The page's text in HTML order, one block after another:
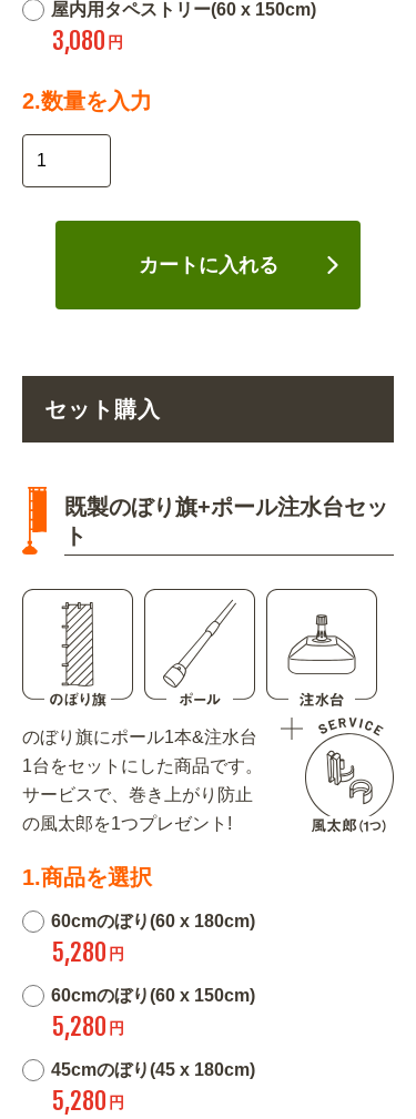
屋内用タペストリー(60 x 150cm)
3,080 円
2.数量を入力
カートに入れる
セット購入
既製のぼり旗+ポール注水台セッ
ト
のぼり旗にポール1本&注水台
1台をセットにした商品です。
サービスで、巻き上がり防止
の風太郎を1つプレゼント!
1.商品を選択
60cmのぼり(60 x 180cm)
5,280 円
60cmのぼり(60 x 150cm)
5,280 円
45cmのぼり(45 x 180cm)
5,280 円